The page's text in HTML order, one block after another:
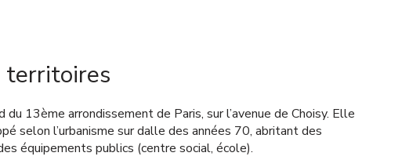
territoires
13ème arrondissement de Paris, sur l’avenue de Choisy. Elle
selon l’urbanisme sur dalle des années 70, abritant des
équipements publics (centre social, école).